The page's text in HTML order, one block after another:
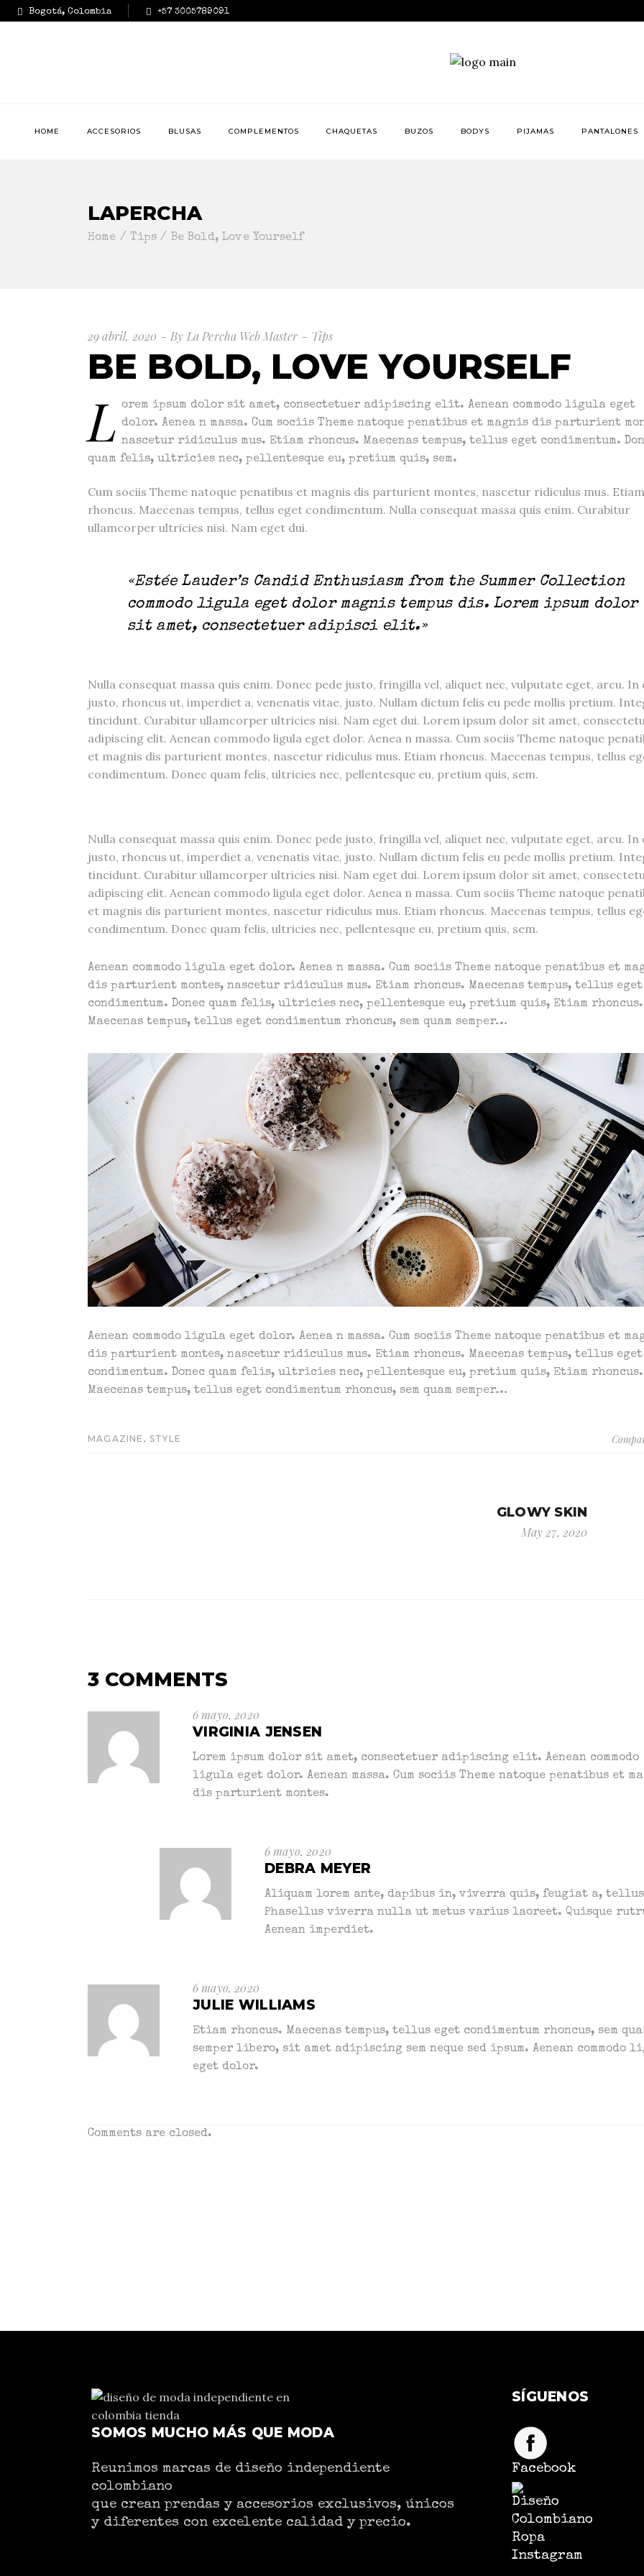
Bogotá, Colombia +57 3005789091
HOME ACCESORIOS BLUSAS COMPLEMENTOS CHAQUETAS BUZOS BODYS PIJAMAS PANTALONES
LAPERCHA
Home Tips Be Bold, Love Yourself
29 abril, 2020 By La Percha Web Master Tips
BE BOLD, LOVE YOURSELF
L orem ipsum dolor sit amet, consectetuer adipiscing elit. Aenean commodo ligula eget
dolor. Aenea n massa. Cum sociis Theme natoque penatibus et magnis dis parturient
nascetur ridiculus mus. Etiam rhoncus. Maecenas tempus, tellus eget condimentum.
quam felis, ultricies nec, pellentesque eu, pretium quis, sem.
Cum sociis Theme natoque penatibus et magnis dis parturient montes, nascetur ridiculus mus. Etiam
rhoncus. Maecenas tempus, tellus eget condimentum. Nulla consequat massa quis enim. Curabitur
ullamcorper ultricies nisi. Nam eget dui.
«Estée Lauder’s Candid Enthusiasm from the Summer Collection
commodo ligula eget dolor magnis tempus dis. Lorem ipsum dolor
sit amet, consectetuer adipisci elit.»
Nulla consequat massa quis enim. Donec pede justo, fringilla vel, aliquet nec, vulputate eget, arcu. In
justo, rhoncus ut, imperdiet a, venenatis vitae, justo. Nullam dictum felis eu pede mollis pretium.
tincidunt. Curabitur ullamcorper ultricies nisi. Nam eget dui. Lorem ipsum dolor sit amet,
adipiscing elit. Aenean commodo ligula eget dolor. Aenea n massa. Cum sociis Theme natoque
et magnis dis parturient montes, nascetur ridiculus mus. Etiam rhoncus. Maecenas tempus, tellus
condimentum. Donec quam felis, ultricies nec, pellentesque eu, pretium quis, sem.
Nulla consequat massa quis enim. Donec pede justo, fringilla vel, aliquet nec, vulputate eget, arcu. In
justo, rhoncus ut, imperdiet a, venenatis vitae, justo. Nullam dictum felis eu pede mollis pretium.
tincidunt. Curabitur ullamcorper ultricies nisi. Nam eget dui. Lorem ipsum dolor sit amet,
adipiscing elit. Aenean commodo ligula eget dolor. Aenea n massa. Cum sociis Theme natoque
et magnis dis parturient montes, nascetur ridiculus mus. Etiam rhoncus. Maecenas tempus, tellus
condimentum. Donec quam felis, ultricies nec, pellentesque eu, pretium quis, sem.
Aenean commodo ligula eget dolor. Aenea n massa. Cum sociis Theme natoque penatibus et
dis parturient montes, nascetur ridiculus mus. Etiam rhoncus. Maecenas tempus, tellus eget
condimentum. Donec quam felis, ultricies nec, pellentesque eu, pretium quis, Etiam rhoncus.
Maecenas tempus, tellus eget condimentum rhoncus, sem quam semper…
Aenean commodo ligula eget dolor. Aenea n massa. Cum sociis Theme natoque penatibus et
dis parturient montes, nascetur ridiculus mus. Etiam rhoncus. Maecenas tempus, tellus eget
condimentum. Donec quam felis, ultricies nec, pellentesque eu, pretium quis, Etiam rhoncus.
Maecenas tempus, tellus eget condimentum rhoncus, sem quam semper…
MAGAZINE , STYLE
GLOWY SKIN
May 27, 2020
3 COMMENTS
6 mayo, 2020
VIRGINIA JENSEN
Lorem ipsum dolor sit amet, consectetuer adipiscing elit. Aenean commodo
ligula eget dolor. Aenean massa. Cum sociis Theme natoque penatibus et
dis parturient montes.
6 mayo, 2020
DEBRA MEYER
Aliquam lorem ante, dapibus in, viverra quis, feugiat a,
Phasellus viverra nulla ut metus varius laoreet. Quisque
Aenean imperdiet.
6 mayo, 2020
JULIE WILLIAMS
Etiam rhoncus. Maecenas tempus, tellus eget condimentum rhoncus, sem
semper libero, sit amet adipiscing sem neque sed ipsum. Aenean commodo
eget dolor.
Comments are closed.
SOMOS MUCHO MÁS QUE MODA
Reunimos marcas de diseño independiente
colombiano
que crean prendas y accesorios exclusivos, únicos
y diferentes con excelente calidad y precio.
SÍGUENOS
Facebook
Instagram